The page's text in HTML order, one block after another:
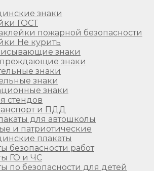
знаки
ГОСТ
пожарной безопасности
Не курить
знаки
знаки
знаки
знаки
знаки
стендов
и ПДД
для автошколы
и патриотические
плакаты
безопасности работ
ГО и ЧС
по безопасности для детей